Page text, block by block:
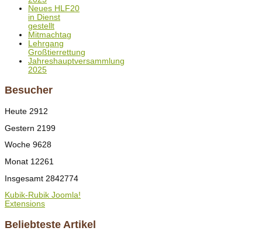
Neues HLF20
in Dienst
gestellt
Mitmachtag
Lehrgang
Großtierrettung
Jahreshauptversammlung
2025
Besucher
Heute 2912
Gestern 2199
Woche 9628
Monat 12261
Insgesamt 2842774
Kubik-Rubik Joomla!
Extensions
Beliebteste Artikel